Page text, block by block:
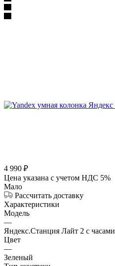
4 990 ₽
Цена указана с учетом НДС 5%
Мало
Рассчитать доставку
Характеристики
Модель
—
Яндекс.Станция Лайт 2 с часами
Цвет
—
Зеленый